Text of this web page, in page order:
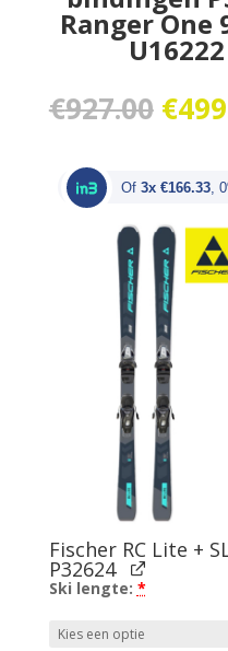
Ranger One
€927.00
prijs
€
Of 3x €166.33,
Fischer RC Lite +
P32624
Ski lengte: *